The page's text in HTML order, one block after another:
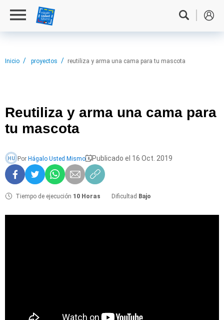
Inicio proyectos reutiliza y arma una cama para tu mascota
Reutiliza y arma una cama para
tu mascota
HU Por Hágalo Usted Mismo Publicado el 16 Oct. 2019
Tiempo de ejecución 10 Horas Dificultad Bajo